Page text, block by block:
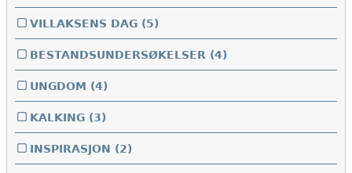
VILLAKSENS DAG (5)
BESTANDSUNDERSØKELSER (4)
UNGDOM (4)
KALKING (3)
INSPIRASJON (2)